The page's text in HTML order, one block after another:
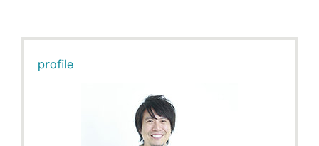
profile